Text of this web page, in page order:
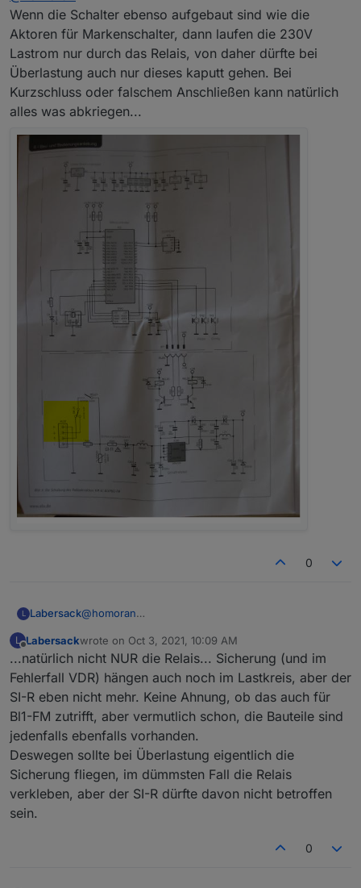
man ja noch sehen
das wunderte mich ja, da in der Version für
Markenschalter ein 1k (??) drin ist
@ homoransagte inAngebot für Reparatur des
"C26-Problems":
der hier ist im Bl1PBU
Wenn die Schalter ebenso aufgebaut sind wie die
Aktoren für Markenschalter, dann laufen die 230V
Lastrom nur durch das Relais, von daher dürfte bei
Überlastung auch nur dieses kaputt gehen. Bei
Kurzschluss oder falschem Anschließen kann natürlich
alles was abkriegen...
0
L Labersack@homoran
Aktoren für Markenschalter, dann laufen die 230V
Lastrom nur durch das Relais, von daher dürfte bei
Überlastung auch nur dieses kaputt gehen. Bei
Kurzschluss oder falschem Anschließen kann
natürlich alles was abkriegen...
L
Offline
Labersackwrote on Oct 3, 2021, 10:09 AM
last edited by
...natürlich nicht NUR die Relais... Sicherung (und im
Fehlerfall VDR) hängen auch noch im Lastkreis, aber der
SI-R eben nicht mehr. Keine Ahnung, ob das auch für
Bl1-FM zutrifft, aber vermutlich schon, die Bauteile sind
jedenfalls ebenfalls vorhanden.
Deswegen sollte bei Überlastung eigentlich die
Sicherung fliegen, im dümmsten Fall die Relais
verkleben, aber der SI-R dürfte davon nicht betroffen
sein.
0